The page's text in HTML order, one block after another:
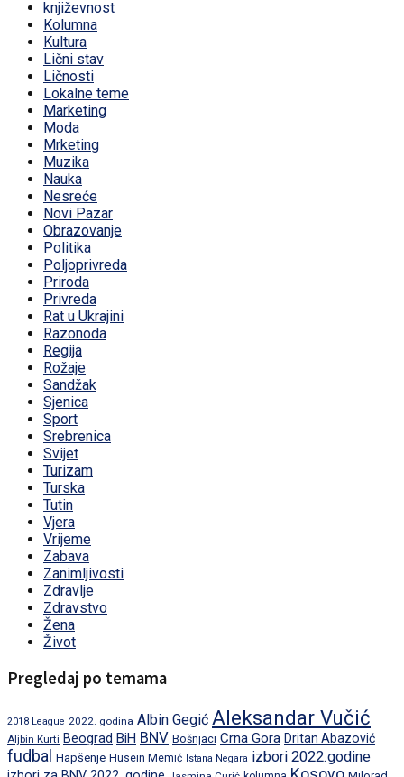
književnost
Kolumna
Kultura
Lični stav
Ličnosti
Lokalne teme
Marketing
Moda
Mrketing
Muzika
Nauka
Nesreće
Novi Pazar
Obrazovanje
Politika
Poljoprivreda
Priroda
Privreda
Rat u Ukrajini
Razonoda
Regija
Rožaje
Sandžak
Sjenica
Sport
Srebrenica
Svijet
Turizam
Turska
Tutin
Vjera
Vrijeme
Zabava
Zanimljivosti
Zdravlje
Zdravstvo
Žena
Život
Pregledaj po temama
2018 League 2022. godina Albin Gegić Aleksandar Vučić
Aljbin Kurti Beograd BiH BNV Bošnjaci Crna Gora Dritan Abazović
fudbal Hapšenje Husein Memić Istana Negara izbori 2022.godine